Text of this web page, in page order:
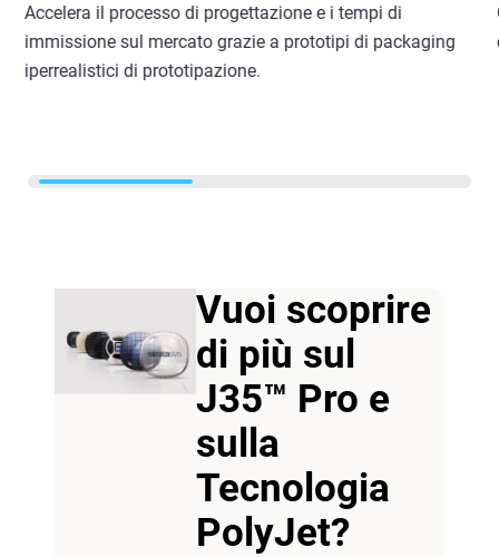
Accelera il processo di progettazione e i tempi di
immissione sul mercato grazie a prototipi di packaging
iperrealistici di prototipazione.
Vuoi scoprire
di più sul
J35™ Pro e
sulla
Tecnologia
PolyJet?